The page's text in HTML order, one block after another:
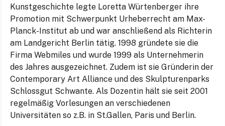
Kunstgeschichte legte Loretta Würtenberger ihre
Promotion mit Schwerpunkt Urheberrecht am Max-
Planck-Institut ab und war anschließend als Richterin
am Landgericht Berlin tätig. 1998 gründete sie die
Firma Webmiles und wurde 1999 als Unternehmerin
des Jahres ausgezeichnet. Zudem ist sie Gründerin der
Contemporary Art Alliance und des Skulpturenparks
Schlossgut Schwante. Als Dozentin hält sie seit 2001
regelmäßig Vorlesungen an verschiedenen
Universitäten so z.B. in St.Gallen, Paris und Berlin.